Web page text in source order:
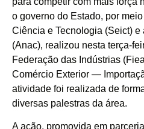
o governo do Estado, por
Ciência e Tecnologia (Seict)
(Anac), realizou nesta terça-
Federação das Indústrias
Comércio Exterior —
atividade foi realizada de
diversas palestras da área.
A ação, promovida em